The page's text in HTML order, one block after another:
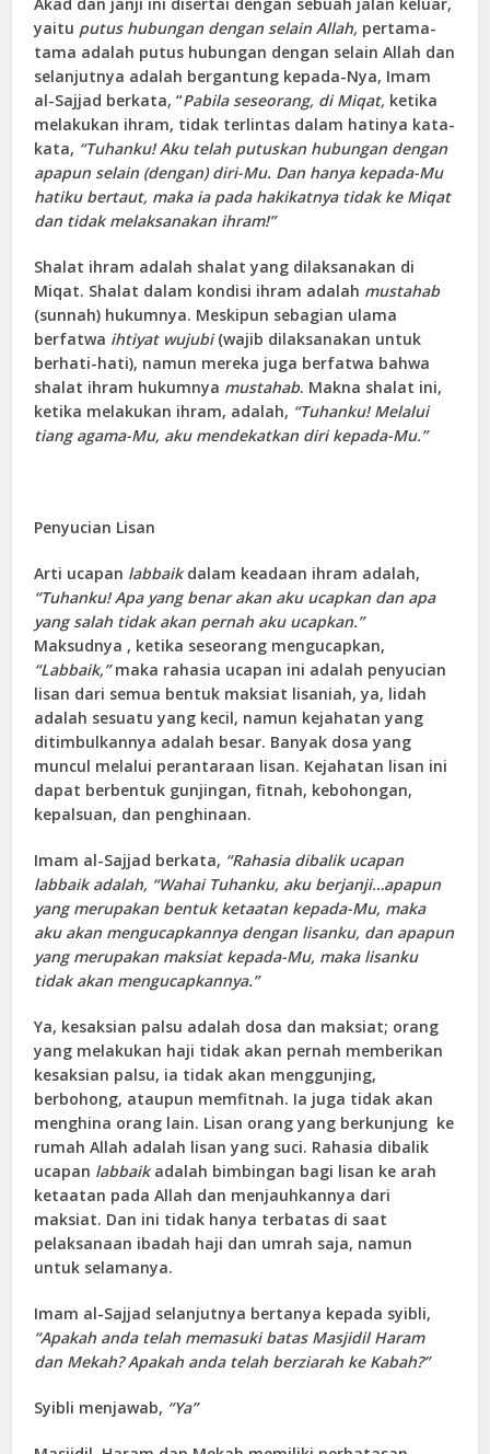
yaitu putus hubungan dengan selain Allah, pertama-
tama adalah putus hubungan dengan selain Allah dan
selanjutnya adalah bergantung kepada-Nya, Imam
al-Sajjad berkata, “Pabila seseorang, di Miqat, ketika
melakukan ihram, tidak terlintas dalam hatinya kata-
kata, “Tuhanku! Aku telah putuskan hubungan dengan
apapun selain (dengan) diri-Mu. Dan hanya kepada-Mu
hatiku bertaut, maka ia pada hakikatnya tidak ke Miqat
dan tidak melaksanakan ihram!”
Shalat ihram adalah shalat yang dilaksanakan di
Miqat. Shalat dalam kondisi ihram adalah mustahab
(sunnah) hukumnya. Meskipun sebagian ulama
berfatwa ihtiyat wujubi(wajib dilaksanakan untuk
berhati-hati), namun mereka juga berfatwa bahwa
shalat ihram hukumnya mustahab. Makna shalat ini,
ketika melakukan ihram, adalah, “Tuhanku! Melalui
tiang agama-Mu, aku mendekatkan diri kepada-Mu.”
Penyucian Lisan
Arti ucapan labbaikdalam keadaan ihram adalah,
“Tuhanku! Apa yang benar akan aku ucapkan dan apa
yang salah tidak akan pernah aku ucapkan.”
Maksudnya , ketika seseorang mengucapkan,
“Labbaik,”maka rahasia ucapan ini adalah penyucian
lisan dari semua bentuk maksiat lisaniah, ya, lidah
adalah sesuatu yang kecil, namun kejahatan yang
ditimbulkannya adalah besar. Banyak dosa yang
muncul melalui perantaraan lisan. Kejahatan lisan ini
dapat berbentuk gunjingan, fitnah, kebohongan,
kepalsuan, dan penghinaan.
Imam al-Sajjad berkata, “Rahasia dibalik ucapan
labbaik adalah, “Wahai Tuhanku, aku berjanji…apapun
yang merupakan bentuk ketaatan kepada-Mu, maka
aku akan mengucapkannya dengan lisanku, dan apapun
yang merupakan maksiat kepada-Mu, maka lisanku
tidak akan mengucapkannya.”
Ya, kesaksian palsu adalah dosa dan maksiat; orang
yang melakukan haji tidak akan pernah memberikan
kesaksian palsu, ia tidak akan menggunjing,
berbohong, ataupun memfitnah. Ia juga tidak akan
menghina orang lain. Lisan orang yang berkunjung ke
rumah Allah adalah lisan yang suci. Rahasia dibalik
ucapan labbaikadalah bimbingan bagi lisan ke arah
ketaatan pada Allah dan menjauhkannya dari
maksiat. Dan ini tidak hanya terbatas di saat
pelaksanaan ibadah haji dan umrah saja, namun
untuk selamanya.
Imam al-Sajjad selanjutnya bertanya kepada syibli,
“Apakah anda telah memasuki batas Masjidil Haram
dan Mekah?Apakah anda telah berziarah ke Kabah?”
Syibli menjawab, “Ya”